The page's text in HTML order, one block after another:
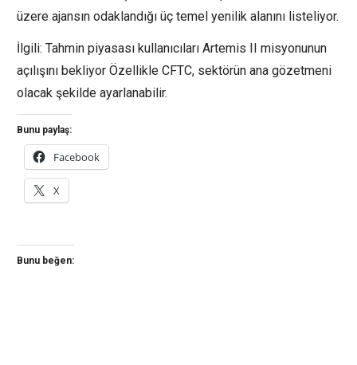
üzere ajansın odaklandığı üç temel yenilik alanını listeliyor.
İlgili: Tahmin piyasası kullanıcıları Artemis II misyonunun
açılışını bekliyor Özellikle CFTC, sektörün ana gözetmeni
olacak şekilde ayarlanabilir.
Bunu paylaş:
Facebook
X
Bunu beğen: